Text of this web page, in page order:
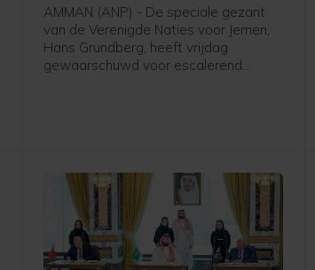
AMMAN (ANP) - De speciale gezant
van de Verenigde Naties voor Jemen,
Hans Grundberg, heeft vrijdag
gewaarschuwd voor escalerend
2022", schreef hij op X.